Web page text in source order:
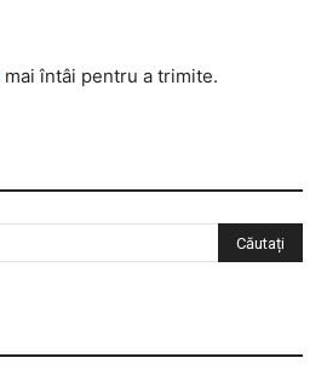
mai întâi pentru a trimite.